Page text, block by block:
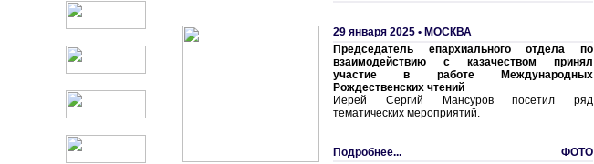
29 января 2025 • МОСКВА
Председатель епархиального отдела по
взаимодействию с казачеством принял
участие в работе Международных
Рождественских чтений
Иерей Сергий Мансуров посетил ряд
тематических мероприятий.
Подробнее... ФОТО